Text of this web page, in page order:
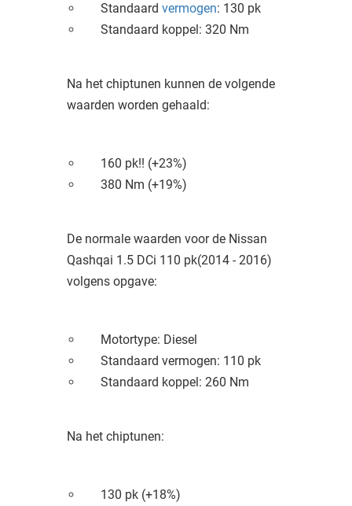
Standaardvermogen: 130 pk
Standaard koppel: 320 Nm
Na het chiptunen kunnen de volgende
waarden worden gehaald:
160 pk!! (+23%)
380 Nm (+19%)
De normale waarden voor de Nissan
Qashqai 1.5 DCi 110 pk(2014 - 2016)
volgens opgave:
Motortype: Diesel
Standaard vermogen: 110 pk
Standaard koppel: 260 Nm
Na het chiptunen:
130 pk (+18%)